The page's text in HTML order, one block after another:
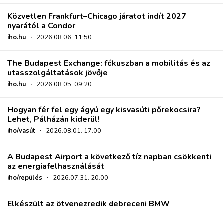
Közvetlen Frankfurt–Chicago járatot indít 2027
nyarától a Condor
iho.hu · 2026.08.06. 11:50
The Budapest Exchange: fókuszban a mobilitás és az
utasszolgáltatások jövője
iho.hu · 2026.08.05. 09:20
Hogyan fér fel egy ágyú egy kisvasúti pőrekocsira?
Lehet, Pálházán kiderül!
iho/vasút · 2026.08.01. 17:00
A Budapest Airport a következő tíz napban csökkenti
az energiafelhasználását
iho/repülés · 2026.07.31. 20:00
Elkészült az ötvenezredik debreceni BMW